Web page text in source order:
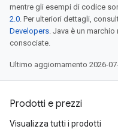
mentre gli esempi di codice
2.0. Per ulteriori dettagli,
Developers. Java è un
consociate.
Ultimo aggiornamento 2026-
Prodotti e prezzi
Visualizza tutti i prodotti